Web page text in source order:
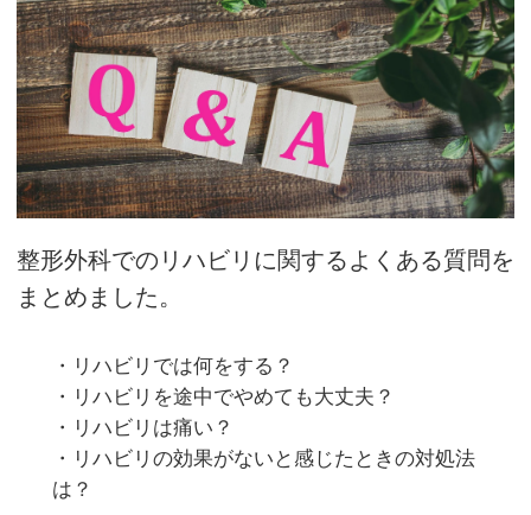
整形外科でのリハビリに関するよくある質問を
まとめました。
・リハビリでは何をする？
・リハビリを途中でやめても大丈夫？
・リハビリは痛い？
・リハビリの効果がないと感じたときの対処法
は？